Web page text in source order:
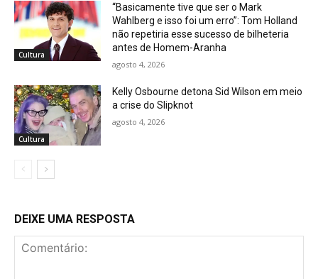
Cultura
“Basicamente tive que ser o Mark
Wahlberg e isso foi um erro”: Tom Holland
não repetiria esse sucesso de bilheteria
antes de Homem-Aranha
agosto 4, 2026
Cultura
Kelly Osbourne detona Sid Wilson em meio
a crise do Slipknot
agosto 4, 2026
DEIXE UMA RESPOSTA